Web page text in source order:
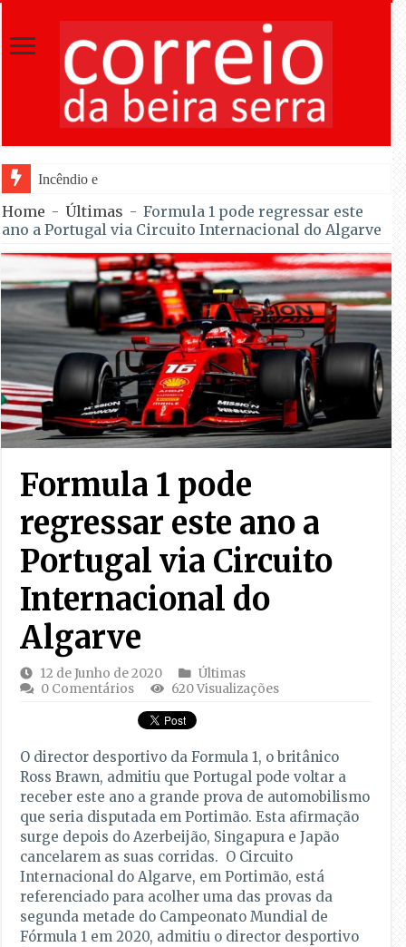
Incêndio em Fornos de Algodres reacende ap
Home - Últimas - Formula 1 pode regressar este
ano a Portugal via Circuito Internacional do Algarve
Formula 1 pode
regressar este ano a
Portugal via Circuito
Internacional do
Algarve
12 de Junho de 2020
Últimas
0 Comentários
620 Visualizações
O director desportivo da Formula 1, o britânico
Ross Brawn, admitiu que Portugal pode voltar a
receber este ano a grande prova de automobilismo
que seria disputada em Portimão. Esta afirmação
surge depois do Azerbeijão, Singapura e Japão
cancelarem as suas corridas. O Circuito
Internacional do Algarve, em Portimão, está
referenciado para acolher uma das provas da
segunda metade do Campeonato Mundial de
Fórmula 1 em 2020, admitiu o director desportivo